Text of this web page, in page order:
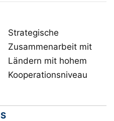
Strategische
Zusammenarbeit mit
Ländern mit hohem
Kooperationsniveau